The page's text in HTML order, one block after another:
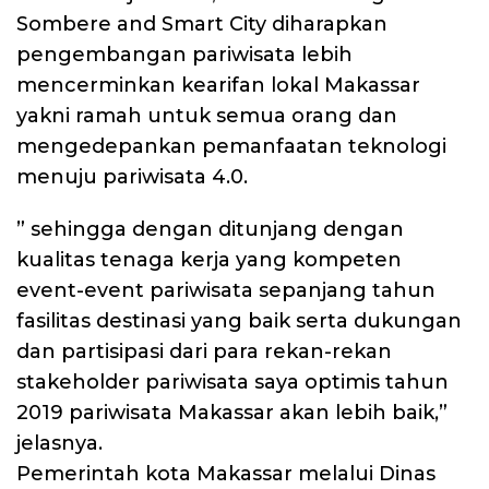
Sombere and Smart City diharapkan
pengembangan pariwisata lebih
mencerminkan kearifan lokal Makassar
yakni ramah untuk semua orang dan
mengedepankan pemanfaatan teknologi
menuju pariwisata 4.0.
” sehingga dengan ditunjang dengan
kualitas tenaga kerja yang kompeten
event-event pariwisata sepanjang tahun
fasilitas destinasi yang baik serta dukungan
dan partisipasi dari para rekan-rekan
stakeholder pariwisata saya optimis tahun
2019 pariwisata Makassar akan lebih baik,”
jelasnya.
Pemerintah kota Makassar melalui Dinas